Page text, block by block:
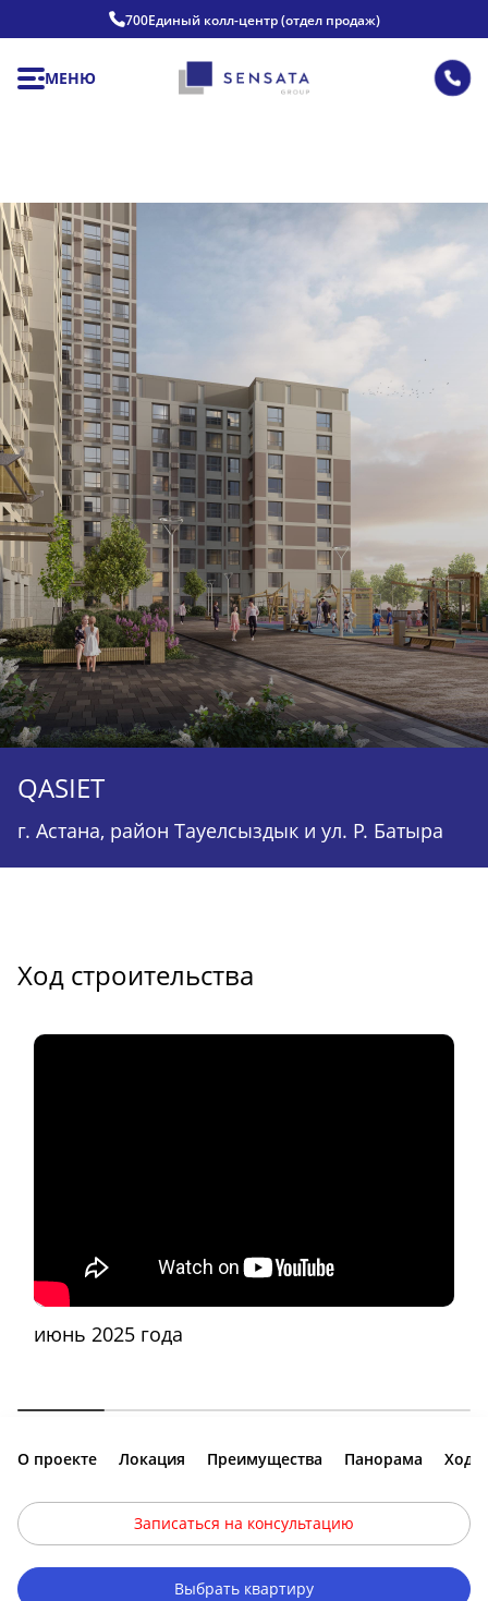
700Единый колл-центр (отдел продаж)
МЕНЮ
QASIET
г. Астана, район Тауелсыздык и ул. Р. Батыра
Ход строительства
июнь 2025 года
О проекте Локация Преимущества Панорама Ход
Записаться на консультацию
Выбрать квартиру